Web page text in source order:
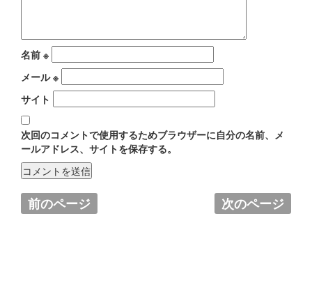
名前 ※
メール※
サイト
次回のコメントで使用するためブラウザーに自分の名前、メ
ールアドレス、サイトを保存する。
前のページ 次のページ